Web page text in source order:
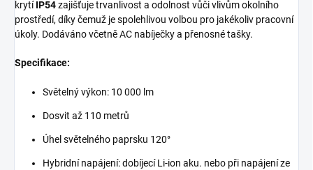
krytíIP54zajišťuje trvanlivost a odolnost vůči vlivům okolního
prostředí, díky čemuž je spolehlivou volbou pro jakékoliv pracovní
úkoly. Dodáváno včetně AC nabíječky a přenosné tašky.
Specifikace:
Světelný výkon: 10 000 lm
Dosvit až 110 metrů
Úhel světelného paprsku 120°
Hybridní napájení: dobíjecí Li-ion aku. nebo při napájení ze